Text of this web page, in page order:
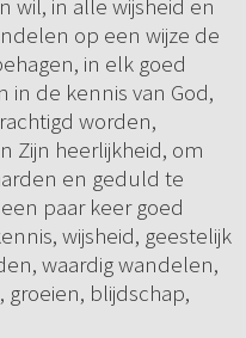
wil, in alle wijsheid en
op een wijze de
in elk goed
in de kennis van God,
worden,
Zijn heerlijkheid, om
en geduld te
paar keer goed
wijsheid, geestelijk
waardig wandelen,
blijdschap,